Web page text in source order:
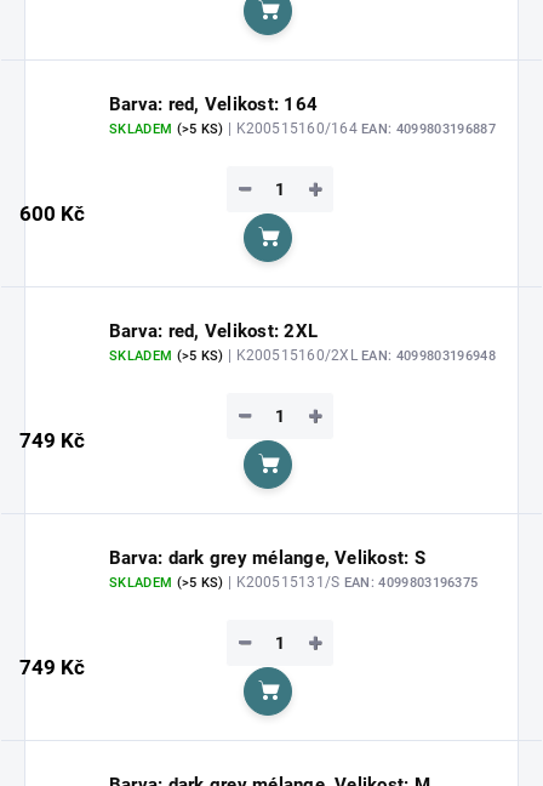
Do košíku
Barva: red, Velikost: 164
SKLADEM (>5 KS) | K200515160/164EAN: 4099803196887
600 Kč
+
−
Do košíku
Barva: red, Velikost: 2XL
SKLADEM (>5 KS) | K200515160/2XLEAN: 4099803196948
749 Kč
+
−
Do košíku
Barva: dark grey mélange, Velikost: S
SKLADEM (>5 KS) | K200515131/S EAN: 4099803196375
749 Kč
+
−
Do košíku